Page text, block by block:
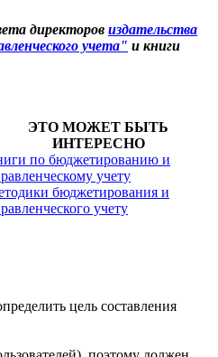
директоров издательства
учета" и книги
ЭТО МОЖЕТ БЫТЬ
ИНТЕРЕСНО
по бюджетированию и
учету
бюджетирования и
учету
цель составления